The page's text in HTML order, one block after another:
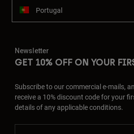
Portugal
Newsletter
GET 10% OFF ON YOUR
Subscribe to our commercial e-mails,
receive a 10% discount code for your
details of any applicable conditions.